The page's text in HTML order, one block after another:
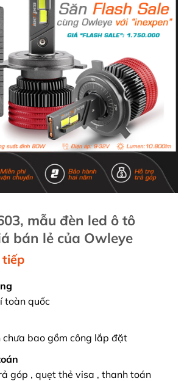
mẫu đèn led ô tô
bán lẻ của Owleye
tiếp
toàn quốc
chưa bao gồm công lắp đặt
góp , quẹt thẻ visa , thanh toán